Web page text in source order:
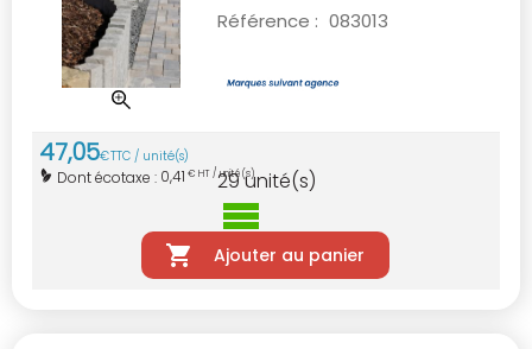
Référence : 083013
47,05€TTC / unité(s)
Dont écotaxe : 0,41 € HT / unité(s)
29unité(s)
Ajouter au panier